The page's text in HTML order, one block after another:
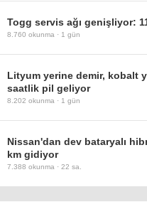
Togg servis ağı genişliyor:
8.760 okunma · 1 gün
Lityum yerine demir, kobalt
saatlik pil geliyor
8.202 okunma · 1 gün
Nissan'dan dev bataryalı
km gidiyor
7.388 okunma · 22 sa.